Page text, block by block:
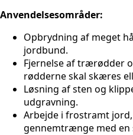
Anvendelsesområder:
Opbrydning af meget
jordbund.
Fjernelse af trærødder
rødderne skal skæres
Løsning af sten og
udgravning.
Arbejde i frostramt
gennemtrænge med en